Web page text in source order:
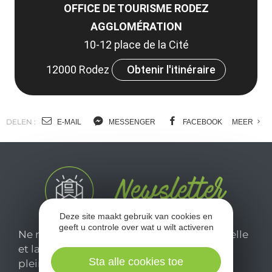
OFFICE DE TOURISME RODEZ
AGGLOMÉRATION
10-12 place de la Cité
12000 Rodez
Obtenir l'itinéraire
DELEN : E-MAIL MESSENGER FACEBOOK MEER
Ne manquez pas notre newsletter mensuelle
et laissez-vous inspirer pour profiter
pleinement de votre séjour en Aveyron.
Deze site maakt gebruik van cookies en
geeft u controle over wat u wilt activeren
Sta alle cookies toe